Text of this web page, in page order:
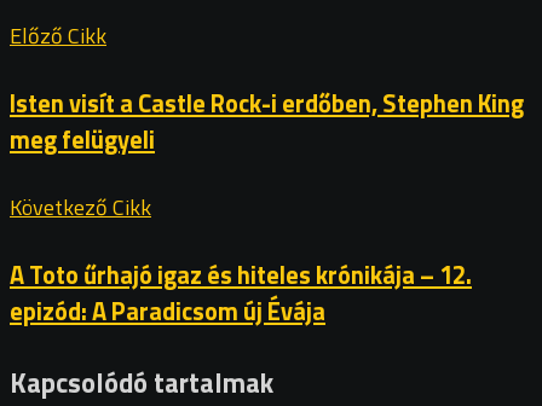
Előző Cikk
Isten visít a Castle Rock-i erdőben, Stephen King
meg felügyeli
Következő Cikk
A Toto űrhajó igaz és hiteles krónikája – 12.
epizód: A Paradicsom új Évája
Kapcsolódó tartalmak